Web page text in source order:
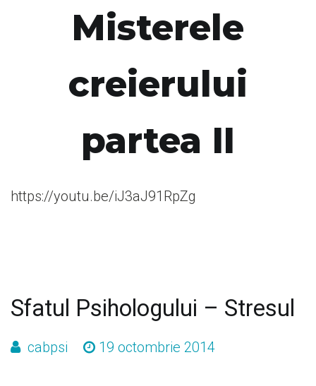
Misterele
creierului
partea II
https://youtu.be/iJ3aJ91RpZg
Sfatul Psihologului – Stresul
cabpsi 19 octombrie 2014